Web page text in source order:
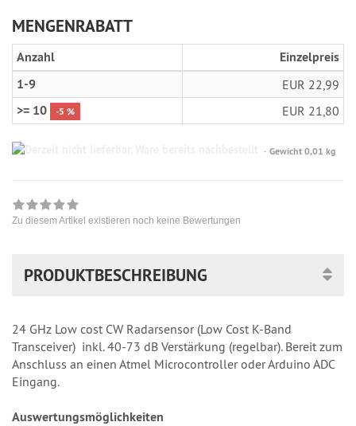
MENGENRABATT
Anzahl
Einzelpreis
1-9
EUR 22,99
>= 10 -5 % EUR 21,80
Gewicht 0,01 kg
Zu diesem Artikel existieren noch keine Bewertungen
PRODUKTBESCHREIBUNG
24 GHz Low cost CW Radarsensor (Low Cost K-Band
Transceiver) inkl. 40-73 dB Verstärkung (regelbar). Bereit zum
Anschluss an einen Atmel Microcontroller oder Arduino ADC
Eingang.
Auswertungsmöglichkeiten